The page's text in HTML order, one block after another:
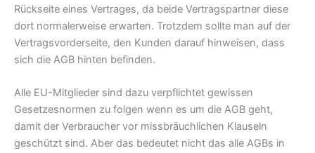
Rückseite eines Vertrages, da beide Vertragspartner diese
dort normalerweise erwarten. Trotzdem sollte man auf der
Vertragsvorderseite, den Kunden darauf hinweisen, dass
sich die AGB hinten befinden.
Alle EU-Mitglieder sind dazu verpflichtet gewissen
Gesetzesnormen zu folgen wenn es um die AGB geht,
damit der Verbraucher vor missbräuchlichen Klauseln
geschützt sind. Aber das bedeutet nicht das alle AGBs in